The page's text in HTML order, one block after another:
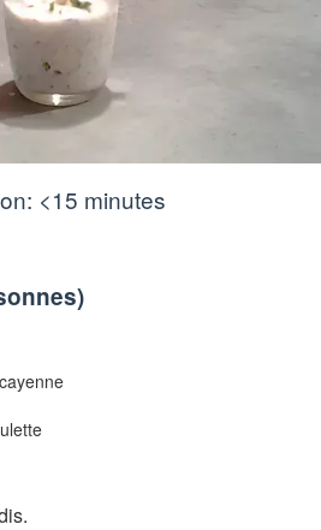
<15 minutes
)